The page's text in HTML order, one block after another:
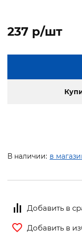
237 p/шт
В наличии: в
Добавить в
Добавить в